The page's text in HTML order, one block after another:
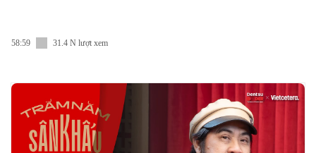
58:59 31.4 N lượt xem